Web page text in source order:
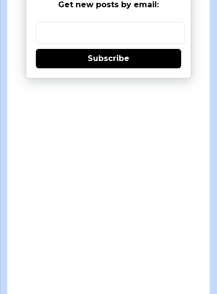
Get new posts by email:
Subscribe